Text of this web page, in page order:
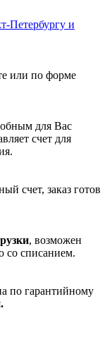
Петербургу и
или по форме
для Вас
счет для
счет, заказ готов
, возможен
со списанием.
по гарантийному